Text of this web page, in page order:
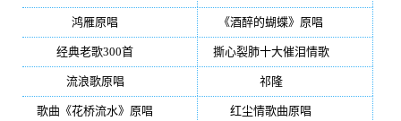
鸿雁原唱 《酒醉的蝴蝶》原唱
经典老歌300首 撕心裂肺十大催泪情歌(195)
流浪歌原唱 祁隆(188)
歌曲《花桥流水》原唱 红尘情歌曲原唱